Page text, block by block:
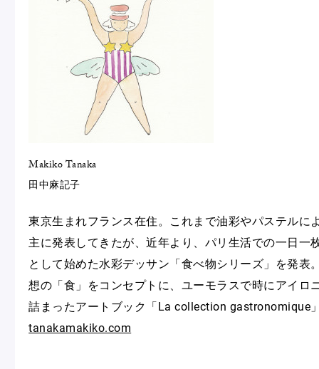
Makiko Tanaka
田中麻記子
東京生まれフランス在住。これまで油彩やパステルに
主に発表してきたが、近年より、パリ生活での一日一
として始めた水彩デッサン「食べ物シリーズ」を発
想の「食」をコンセプトに、ユーモラスで時にアイロ
詰まったアートブック「La collection gastronomique
tanakamakiko.com